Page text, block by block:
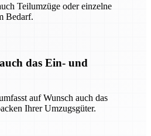
Teilumzüge oder einzelne
Bedarf.
das Ein- und
auf Wunsch auch das
Ihrer Umzugsgüter.